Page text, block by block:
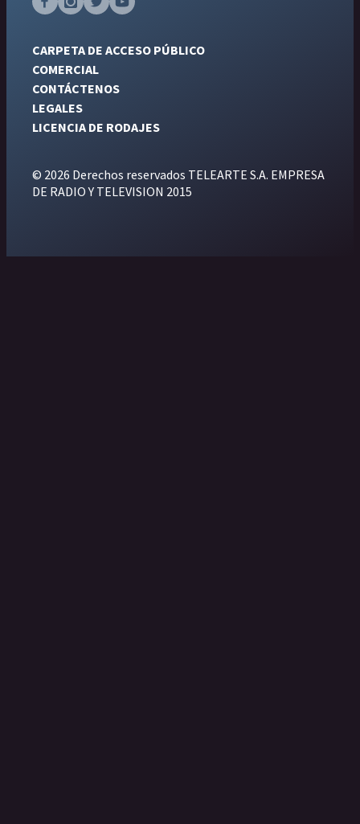
CARPETA DE ACCESO PÚBLICO
COMERCIAL
CONTÁCTENOS
LEGALES
LICENCIA DE RODAJES
© 2026 Derechos reservados TELEARTE S.A. EMPRESA
DE RADIO Y TELEVISION 2015